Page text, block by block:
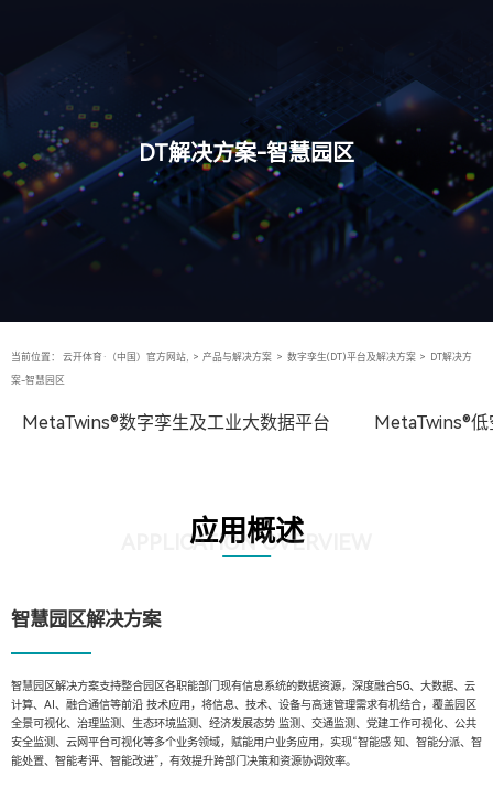
DT解决方案-智慧园区
当前位置： 云开体育·（中国）官方网站, > 产品与解决方案 > 数字孪生(DT)平台及解决方案 > DT解决方
案-智慧园区
MetaTwins®数字孪生及工业大数据平台 MetaTwins®
应用概述
APPLICATION OVERVIEW
智慧园区解决方案
智慧园区解决方案支持整合园区各职能部门现有信息系统的数据资源，深度融合5G、大数据、云
计算、AI、融合通信等前沿 技术应用，将信息、技术、设备与高速管理需求有机结合，覆盖园区
全景可视化、治理监测、生态环境监测、经济发展态势 监测、交通监测、党建工作可视化、公共
安全监测、云网平台可视化等多个业务领域，赋能用户业务应用，实现“智能感 知、智能分派、智
能处置、智能考评、智能改进”，有效提升跨部门决策和资源协调效率。